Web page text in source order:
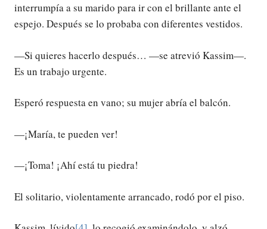
interrumpía a su marido para ir con el brillante ante el
espejo. Después se lo probaba con diferentes vestidos.
—Si quieres hacerlo después… —se atrevió Kassim—.
Es un trabajo urgente.
Esperó respuesta en vano; su mujer abría el balcón.
—¡María, te pueden ver!
—¡Toma! ¡Ahí está tu piedra!
El solitario, violentamente arrancado, rodó por el piso.